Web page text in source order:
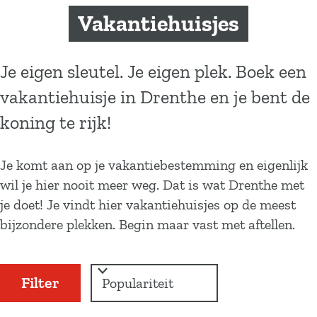
Vakantiehuisjes
Je eigen sleutel. Je eigen plek. Boek een
vakantiehuisje in Drenthe en je bent de
koning te rijk!
Je komt aan op je vakantiebestemming en eigenlijk
wil je hier nooit meer weg. Dat is wat Drenthe met
je doet! Je vindt hier vakantiehuisjes op de meest
bijzondere plekken. Begin maar vast met aftellen.
W
t
Filter
r